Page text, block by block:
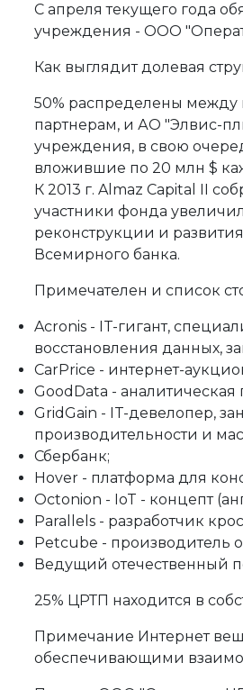
С апреля текущего года
учреждения - ООО
Как выглядит долевая
50% распределены между
партнерам, и АО "Элвис-
учреждения, в свою
вложившие по 20 млн $
К 2013 г. Almaz Capital II
участники фонда
реконструкции и
Всемирного банка.
Примечателен и список
Acronis - IT-гигант,
восстановления данных,
CarPrice - интернет-
GoodData -
GridGain - IT-девелопер,
производительности и
Сбербанк;
Hover - платформа для
Octonion - IoT - концепт
Parallels - разработчик
Petcube - производитель
Ведущий отечественный
25% ЦРТП находится в
Примечание Интернет
обеспечивающими